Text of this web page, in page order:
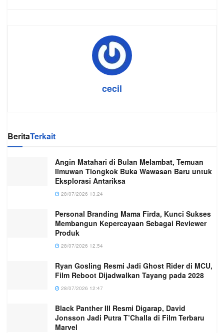
cecil
BeritaTerkait
Angin Matahari di Bulan Melambat, Temuan
Ilmuwan Tiongkok Buka Wawasan Baru untuk
Eksplorasi Antariksa
28/07/2026 13:24
Personal Branding Mama Firda, Kunci Sukses
Membangun Kepercayaan Sebagai Reviewer
Produk
28/07/2026 12:54
Ryan Gosling Resmi Jadi Ghost Rider di MCU,
Film Reboot Dijadwalkan Tayang pada 2028
28/07/2026 12:47
Black Panther III Resmi Digarap, David
Jonsson Jadi Putra T’Challa di Film Terbaru
Marvel